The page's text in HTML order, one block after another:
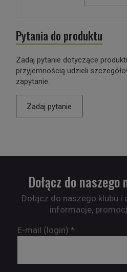
Pytania do produktu
Zadaj pytanie dotyczące
przyjemnością udzieli
zapytanie.
Zadaj pytanie
Dołącz do
Dołącz do naszego klubu
informacje,
E-mail (login) *